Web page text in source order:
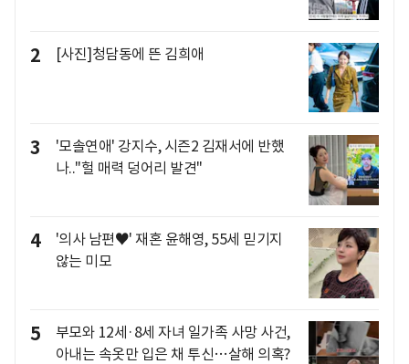
2 [사진]청담동에 뜬 김희애
3
'모솔연애' 강지수, 시즌2 김재서에 반했
나.."헐 매력 덩어리 발견"
4
'의사 남편♥' 재혼 윤해영, 55세 믿기지
않는 미모
5
부모와 12세·8세 자녀 일가족 사망 사건,
아내는 속옷만 입은 채 투신…살해 의혹?